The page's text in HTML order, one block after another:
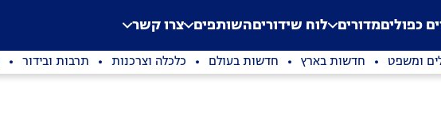
Application error: a
. כפוליםמדורים לוח שידוריםהשותפים צרו קשר
ומשפט חדשות בארץ חדשות בעולם כלכלה וצרכנות תרבות ובידור